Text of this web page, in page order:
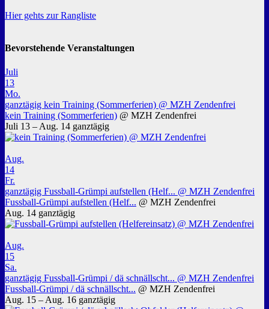
Hier gehts zur Rangliste
Bevorstehende Veranstaltungen
Juli
13
Mo.
ganztägig kein Training (Sommerferien) @ MZH Zendenfrei
kein Training (Sommerferien) @ MZH Zendenfrei
Juli 13 – Aug. 14 ganztägig
Aug.
14
Fr.
ganztägig Fussball-Grümpi aufstellen (Helf... @ MZH Zendenfrei
Fussball-Grümpi aufstellen (Helf... @ MZH Zendenfrei
Aug. 14 ganztägig
Aug.
15
Sa.
ganztägig Fussball-Grümpi / dä schnällscht... @ MZH Zendenfrei
Fussball-Grümpi / dä schnällscht... @ MZH Zendenfrei
Aug. 15 – Aug. 16 ganztägig